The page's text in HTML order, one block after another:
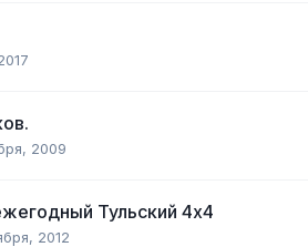
2009
Тульский 4х4
2012